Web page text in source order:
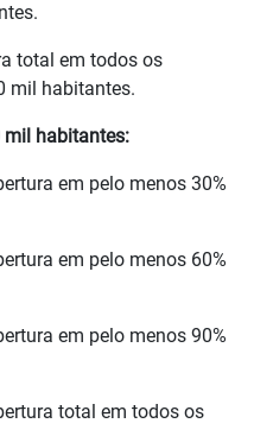
total em todos os
mil habitantes.
mil habitantes:
em pelo menos 30%
em pelo menos 60%
em pelo menos 90%
total em todos os